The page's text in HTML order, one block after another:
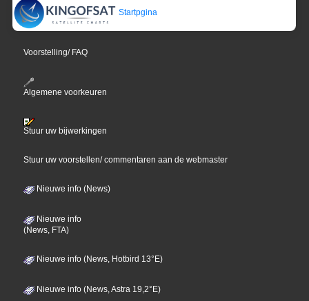
Startpgina
Voorstelling/ FAQ
Algemene voorkeuren
Stuur uw bijwerkingen
Stuur uw voorstellen/ commentaren aan de webmaster
Nieuwe info (News)
Nieuwe info
(News, FTA)
Nieuwe info (News, Hotbird 13°E)
Nieuwe info (News, Astra 19,2°E)